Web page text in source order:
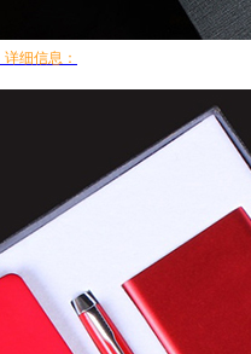
详细信息：